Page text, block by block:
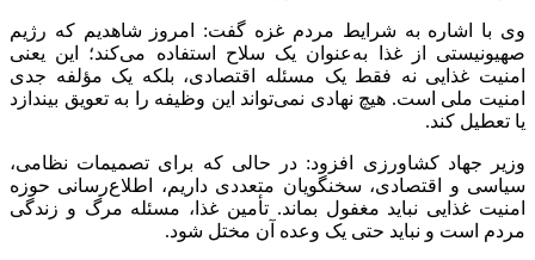
وی با اشاره به شرایط مردم غزه گفت: امروز شاهدیم که رژیم
صهیونیستی از غذا به‌عنوان یک سلاح استفاده می‌کند؛ این یعنی
امنیت غذایی نه فقط یک مسئله اقتصادی، بلکه یک مؤلفه جدی
امنیت ملی است. هیچ نهادی نمی‌تواند این وظیفه را به تعویق بیندازد
یا تعطیل کند.
وزیر جهاد کشاورزی افزود: در حالی که برای تصمیمات نظامی،
سیاسی و اقتصادی، سخنگویان متعددی داریم، اطلاع‌رسانی حوزه
امنیت غذایی نباید مغفول بماند. تأمین غذا، مسئله مرگ و زندگی
مردم است و نباید حتی یک وعده آن مختل شود.